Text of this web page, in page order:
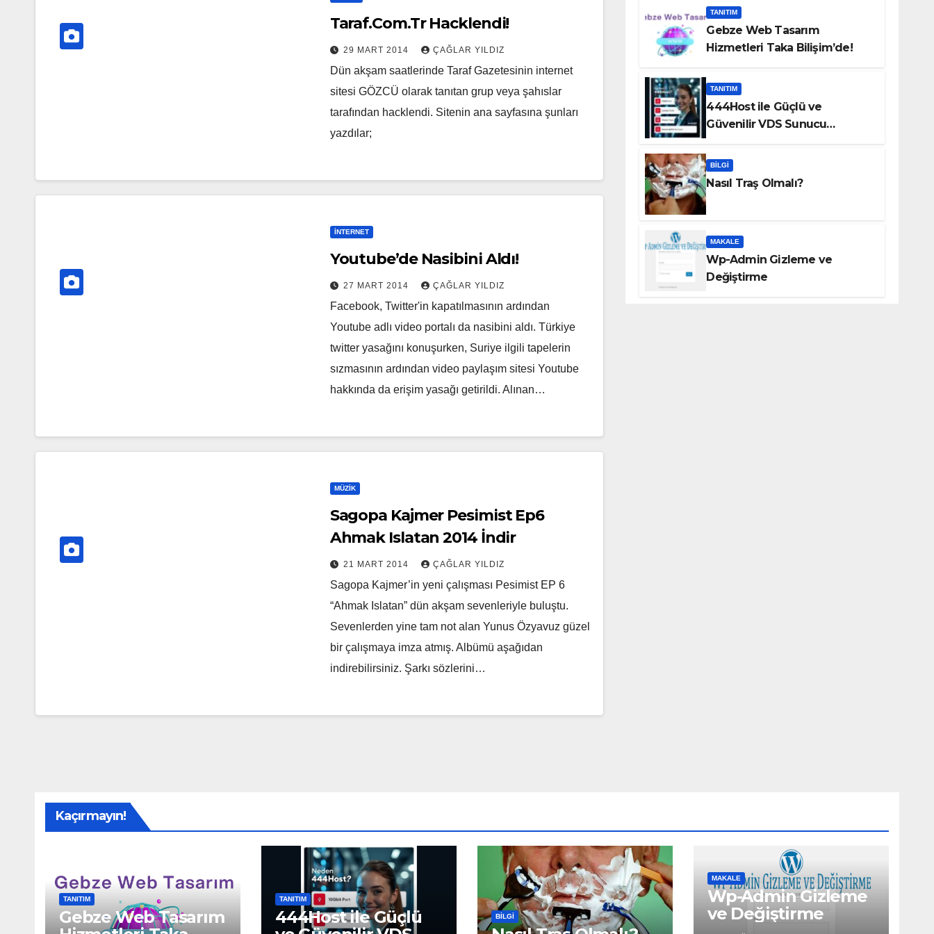
Taraf.Com.Tr Hacklendi!
29 MART 2014 ÇAĞLAR YILDIZ
Dün akşam saatlerinde Taraf Gazetesinin internet
sitesi GÖZCÜ olarak tanıtan grup veya şahıslar
tarafından hacklendi. Sitenin ana sayfasına şunları
yazdılar;
İNTERNET
Youtube’de Nasibini Aldı!
27 MART 2014 ÇAĞLAR YILDIZ
Facebook, Twitter'in kapatılmasının ardından
Youtube adlı video portalı da nasibini aldı. Türkiye
twitter yasağını konuşurken, Suriye ilgili tapelerin
sızmasının ardından video paylaşım sitesi Youtube
hakkında da erişim yasağı getirildi. Alınan…
MÜZIK
Sagopa Kajmer Pesimist Ep6
Ahmak Islatan 2014 İndir
21 MART 2014 ÇAĞLAR YILDIZ
Sagopa Kajmer’in yeni çalışması Pesimist EP 6
“Ahmak Islatan” dün akşam sevenleriyle buluştu.
Sevenlerden yine tam not alan Yunus Özyavuz güzel
bir çalışmaya imza atmış. Albümü aşağıdan
indirebilirsiniz. Şarkı sözlerini…
TANITIM
Gebze Web Tasarım
Hizmetleri Taka Bilişim’de!
TANITIM
444Host ile Güçlü ve
Güvenilir VDS Sunucu
BILGI
Nasıl Traş Olmalı?
MAKALE
Wp-Admin Gizleme ve
Değiştirme
Kaçırmayın!
TANITIM
Gebze Web Tasarım
TANITIM
444Host ile Güçlü
BILGI
MAKALE
Wp-Admin Gizleme
ve Değiştirme